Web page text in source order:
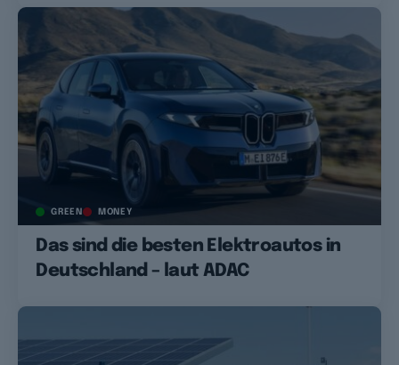
GREEN MONEY
Das sind die besten Elektroautos in
Deutschland – laut ADAC